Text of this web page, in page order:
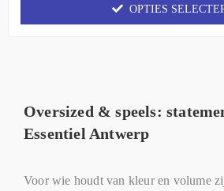
OPTIES
Oversized & speels:
Essentiel Antwerp
Voor wie houdt van kleur en volume